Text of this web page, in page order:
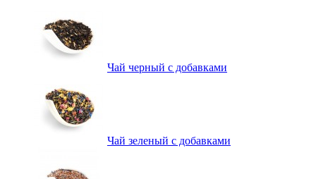
Чай черный с добавками
Чай зеленый с добавками